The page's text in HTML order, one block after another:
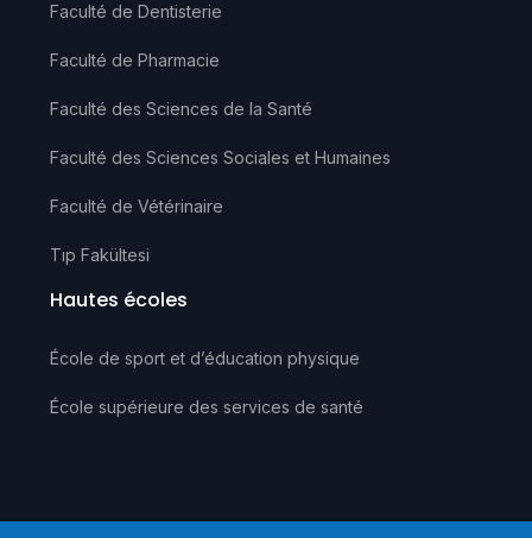
Faculté de Dentisterie
Faculté de Pharmacie
Faculté des Sciences de la Santé
Faculté des Sciences Sociales et Humaines
Faculté de Vétérinaire
Tıp Fakültesi
Hautes écoles
École de sport et d’éducation physique
École supérieure des services de santé